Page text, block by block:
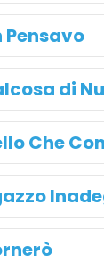
Pensavo
di
Che